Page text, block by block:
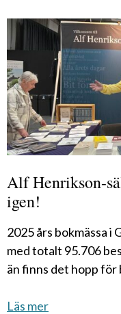
Alf Henrikson-
igen!
2025 års bokmässa i
med totalt 95.706
än finns det hopp för
Läs mer